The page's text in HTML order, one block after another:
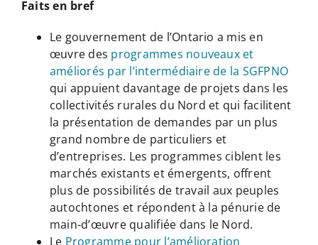
Faits en bref
Le gouvernement de l’Ontario a mis en
œuvre des programmes nouveaux et
améliorés par l’intermédiaire de la SGFPNO
qui appuient davantage de projets dans les
collectivités rurales du Nord et qui facilitent
la présentation de demandes par un plus
grand nombre de particuliers et
d’entreprises. Les programmes ciblent les
marchés existants et émergents, offrent
plus de possibilités de travail aux peuples
autochtones et répondent à la pénurie de
main-d’œuvre qualifiée dans le Nord.
Le Programme pour l’amélioration